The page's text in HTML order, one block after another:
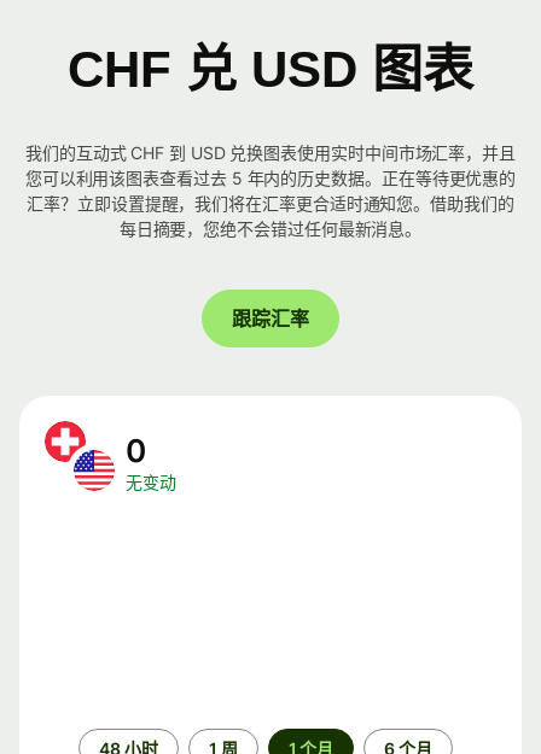
CHF 兑 USD 图表
我们的互动式 CHF 到 USD 兑换图表使用实时中间市场汇率，并且
您可以利用该图表查看过去 5 年内的历史数据。正在等待更优惠的
汇率？立即设置提醒，我们将在汇率更合适时通知您。借助我们的
每日摘要，您绝不会错过任何最新消息。
跟踪汇率
0
无变动
48 小时 1 周 1 个月 6 个月